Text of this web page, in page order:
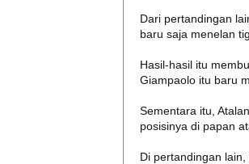
Dari pertandingan
baru saja menelan
Hasil-hasil itu
Giampaolo itu baru
Sementara itu,
posisinya di papan
Di pertandingan